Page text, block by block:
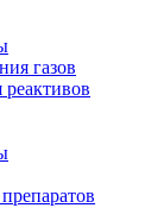
газов